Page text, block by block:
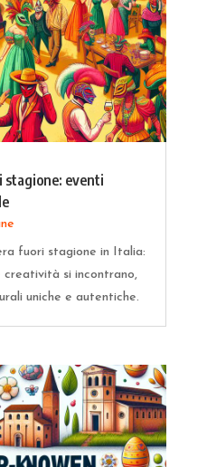
stagione: eventi
fuori stagione in Italia:
creatività si incontrano,
uniche e autentiche.